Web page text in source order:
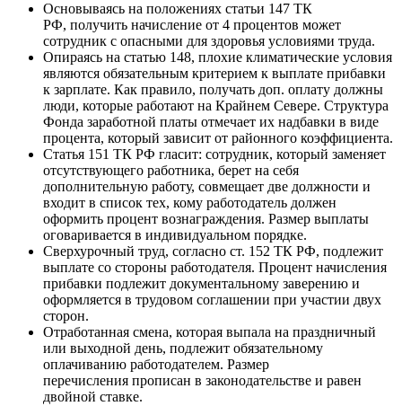
Основываясь на положениях статьи 147 ТК
РФ, получить начисление от 4 процентов может
сотрудник с опасными для здоровья условиями труда.
Опираясь на статью 148, плохие климатические условия
являются обязательным критерием к выплате прибавки
к зарплате. Как правило, получать доп. оплату должны
люди, которые работают на Крайнем Севере. Структура
Фонда заработной платы отмечает их надбавки в виде
процента, который зависит от районного коэффициента.
Статья 151 ТК РФ гласит: сотрудник, который заменяет
отсутствующего работника, берет на себя
дополнительную работу, совмещает две должности и
входит в список тех, кому работодатель должен
оформить процент вознаграждения. Размер выплаты
оговаривается в индивидуальном порядке.
Сверхурочный труд, согласно ст. 152 ТК РФ, подлежит
выплате со стороны работодателя. Процент начисления
прибавки подлежит документальному заверению и
оформляется в трудовом соглашении при участии двух
сторон.
Отработанная смена, которая выпала на праздничный
или выходной день, подлежит обязательному
оплачиванию работодателем. Размер
перечисления прописан в законодательстве и равен
двойной ставке.